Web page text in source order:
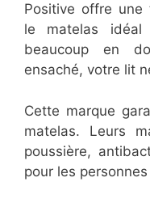
Positive offre une
le matelas idéal
beaucoup en
ensaché, votre lit
Cette marque
matelas. Leurs
poussière,
pour les